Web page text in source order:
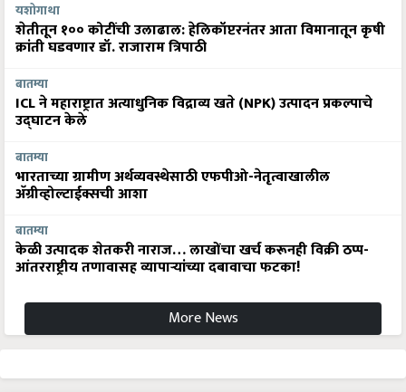
यशोगाथा
शेतीतून १०० कोटींची उलाढाल: हेलिकॉप्टरनंतर आता विमानातून कृषी
क्रांती घडवणार डॉ. राजाराम त्रिपाठी
बातम्या
ICL ने महाराष्ट्रात अत्याधुनिक विद्राव्य खते (NPK) उत्पादन प्रकल्पाचे
उद्घाटन केले
बातम्या
भारताच्या ग्रामीण अर्थव्यवस्थेसाठी एफपीओ-नेतृत्वाखालील
अ‍ॅग्रीव्होल्टाईक्सची आशा
बातम्या
केळी उत्पादक शेतकरी नाराज… लाखोंचा खर्च करूनही विक्री ठप्प-
आंतरराष्ट्रीय तणावासह व्यापाऱ्यांच्या दबावाचा फटका!
More News